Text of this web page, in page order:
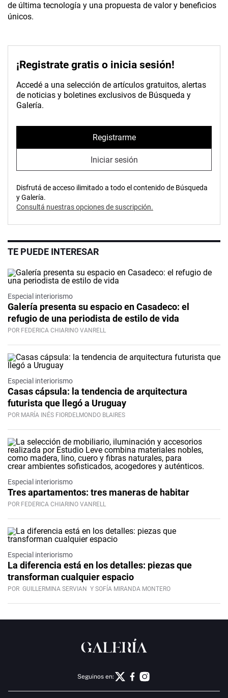
de última tecnología y una propuesta de valor y beneficios
únicos.
¡Registrate gratis o inicia sesión!
Accedé a una selección de artículos gratuitos, alertas
de noticias y boletines exclusivos de Búsqueda y
Galería.
Registrarme
Iniciar sesión
Disfrutá de acceso ilimitado a todo el contenido de Búsqueda
y Galería.
Consultá nuestras opciones de suscripción.
TE PUEDE INTERESAR
Especial interiorismo
Galería presenta su espacio en Casadeco: el
refugio de una periodista de estilo de vida
POR FEDERICA CHIARINO VANRELL
Especial interiorismo
Casas cápsula: la tendencia de arquitectura
futurista que llegó a Uruguay
POR MARÍA INÉS FIORDELMONDO BLAIRES
Especial interiorismo
Tres apartamentos: tres maneras de habitar
POR FEDERICA CHIARINO VANRELL
Especial interiorismo
La diferencia está en los detalles: piezas que
transforman cualquier espacio
POR GUILLERMINA SERVIAN Y SOFÍA MIRANDA MONTERO
Seguinos en: